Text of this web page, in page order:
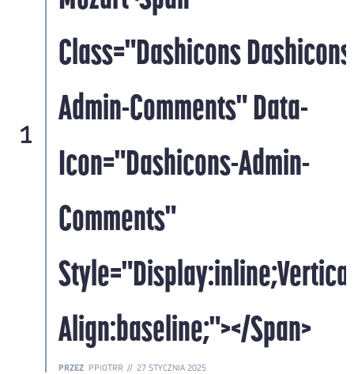
1
Class="dashicons
Admin-Comments" Data-
Icon="dashicons-Admin-
Comments"
Align:baseline;"></span>
PRZEZ PPIOTRR 27 STYCZNIA 2025